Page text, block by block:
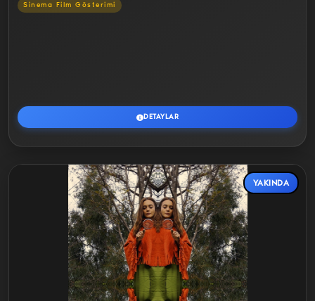
Sinema Film Gösterimi
DETAYLAR
YAKINDA
Detaylar